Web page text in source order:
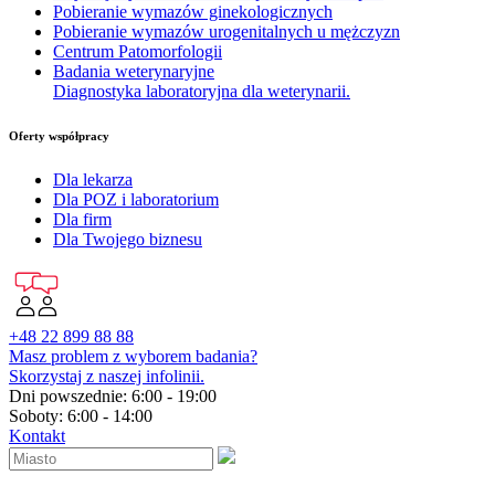
Pobieranie wymazów ginekologicznych
Pobieranie wymazów urogenitalnych u mężczyzn
Centrum Patomorfologii
Badania weterynaryjne
Diagnostyka laboratoryjna dla weterynarii.
Oferty współpracy
Dla lekarza
Dla POZ i laboratorium
Dla firm
Dla Twojego biznesu
+48 22 899 88 88
Masz problem z wyborem badania?
Skorzystaj z naszej infolinii.
Dni powszednie: 6:00 - 19:00
Soboty: 6:00 - 14:00
Kontakt